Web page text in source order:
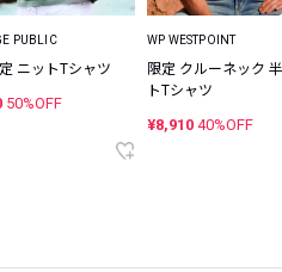
PUBLIC
ニットTシャツ
50%OFF
WP WESTPOINT
限定 クルーネック
トTシャツ
¥8,910 40%OFF